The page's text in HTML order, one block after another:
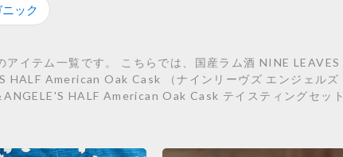
ック
イテム一覧です。 こちらでは、国産ラム酒 NINE LEAVES
HALF American Oak Cask （ナインリーヴズ エンジェルズ
HALF American Oak Cask テイスティングセット